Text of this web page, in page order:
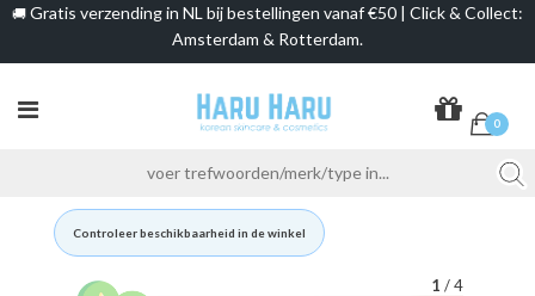
🚚 Gratis verzending in NL bij bestellingen vanaf €50 | Click & Collect:
Amsterdam & Rotterdam.
0
Controleer beschikbaarheid in de winkel
1 / 4